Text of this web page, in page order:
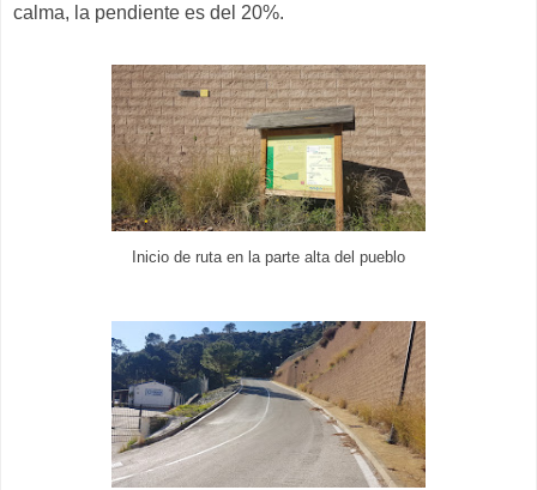
calma, la pendiente es del 20%.
Inicio de ruta en la parte alta del pueblo